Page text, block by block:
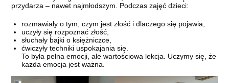
przydarza – nawet najmłodszym. Podczas zajęć dzieci:
rozmawiały o tym, czym jest złość i dlaczego się pojawia,
uczyły się rozpoznać złość,
słuchały bajki o księżniczce,
ćwiczyły techniki uspokajania się.
To była pełna emocji, ale wartościowa lekcja. Uczymy się, że
każda emocja jest ważna.